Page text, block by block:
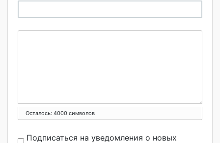
Осталось: 4000 символов
Подписаться на уведомления о новых